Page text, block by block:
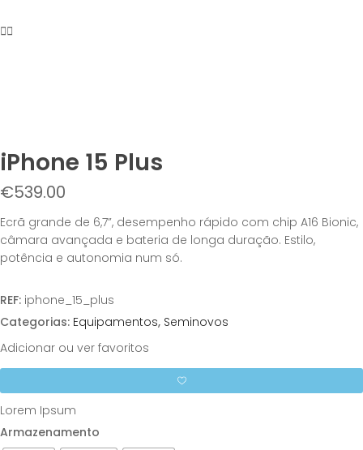
iPhone 15 Plus
€539.00
Ecrã grande de 6,7”, desempenho rápido com chip A16 Bionic,
câmara avançada e bateria de longa duração. Estilo,
potência e autonomia num só.
REF: iphone_15_plus
Categorias: Equipamentos, Seminovos
Adicionar ou ver favoritos
Lorem Ipsum
Armazenamento